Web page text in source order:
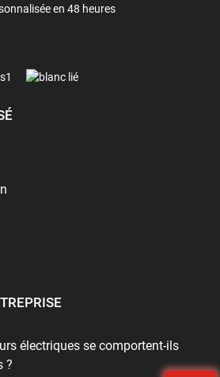
en 48 heures
électriques se comportent-ils
?